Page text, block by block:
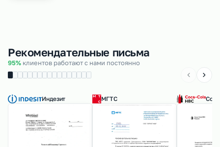
Рекомендательные письма
95% клиентов работают с нами постоянно
Индезит МГТС